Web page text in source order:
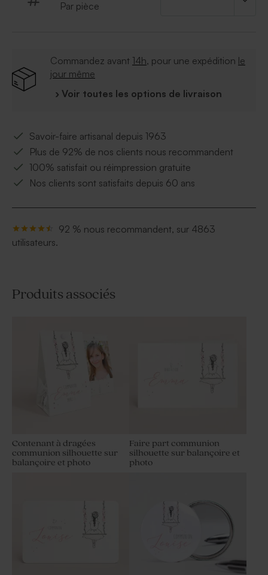
même collection.
Par pièce
Commandez avant 14h, pour une expédition le
jour même
› Voir toutes les options de livraison
Savoir-faire artisanal depuis 1963
Plus de 92% de nos clients nous recommandent
100% satisfait ou réimpression gratuite
Nos clients sont satisfaits depuis 60 ans
92 % nous recommandent, sur 4863
utilisateurs.
Produits associés
Contenant à dragées
communion silhouette sur
balançoire et photo
Faire part communion
silhouette sur balançoire et
photo